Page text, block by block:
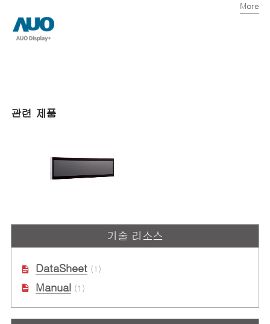
More
관련 제품
Onboard Passenger Information기술 리소스
DataSheet(1)
Manual (1)